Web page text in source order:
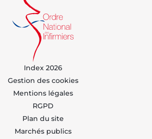
Index 2026
Gestion des cookies
Mentions légales
RGPD
Plan du site
Marchés publics